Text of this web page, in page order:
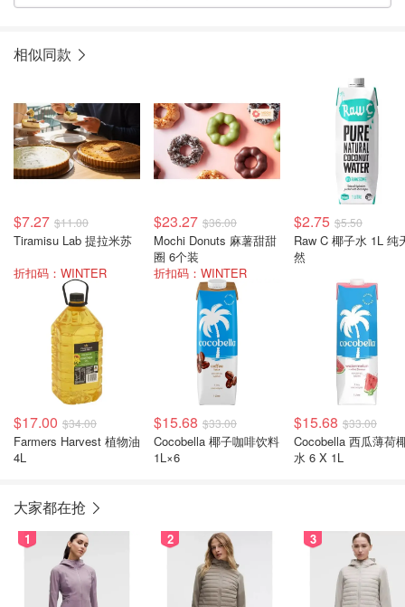
相似同款
$7.27 $11.00
Tiramisu Lab 提拉米苏
折扣码：WINTER
$23.27 $36.00
Mochi Donuts 麻薯甜甜
圈 6个装
折扣码：WINTER
$2.75 $5.50
Raw C 椰子水 1L 纯
然
$17.00 $34.00
Farmers Harvest 植物油
4L
$15.68 $33.00
Cocobella 椰子咖啡饮料
1L×6
$15.68 $33.00
Cocobella 西瓜薄荷
水 6 X 1L
大家都在抢
1 2 3